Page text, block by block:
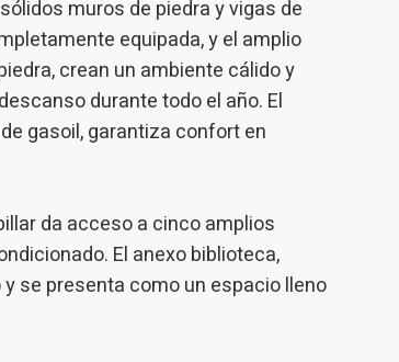
muros de piedra y vigas de
equipada, y el amplio
crean un ambiente cálido y
durante todo el año. El
gasoil, garantiza confort en
da acceso a cinco amplios
El anexo biblioteca,
se presenta como un espacio lleno
almacenar información sobre las preferencias y
a través de la observación continuada de sus
a ellas, podemos conocer los hábitos de navegación
Aceptar todas